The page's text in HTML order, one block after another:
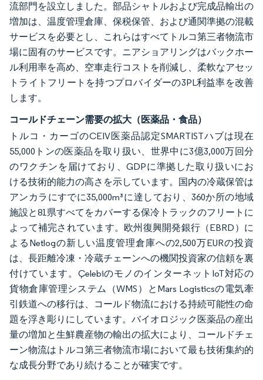
流部門を設立しました。部品シャトルおよび完成品輸出の
増加は、温度管理倉庫、保税保管、および通関準拠の混載
サービスを必要とし、これらはすべてトルコ第三者物流市
場に固有のサービスです。ニアショアリングはバックホー
ル利用率を高め、空車走行コストを削減し、柔軟なアセッ
トライトフリートを持つプロバイダーの3PL利益率を改善
します。
コールドチェーン需要の拡大（医薬品・食品）
トルコ・カーゴのCEIV医薬品認定SMARTISTハブは現在
55,000トンの医薬品を取り扱い、世界中に3億3,000万回分
のワクチンを届けており、GDPに準拠した取り扱いにお
ける技術的能力の高さを示しています。国内の冷蔵保管は
アンカラにすでに35,000m³に達しており、360か所の地域
施設と81県すべてをカバーする保冷トラックのフリートに
よって補完されています。欧州復興開発銀行（EBRD）に
よるNetlogの新しい温度管理倉庫への2,500万EURの投資
は、長距離冷凍・冷蔵チェーンへの機関投資家の信頼を裏
付けています。ÇelebiのモノのインターネットIoT対応の
貨物倉庫管理システム（WMS）とMars Logisticsの電気牽
引鉄道への移行は、コールド物流における持続可能性の命
題を浮き彫りにしています。バイオロジック医薬品の産出
量の増加と生鮮農産物の輸出の拡大により、コールドチェ
ーン物流はトルコ第三者物流市場において最も技術集約的
な成長分野であり続けることが確実です。